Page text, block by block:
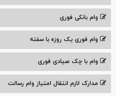
وام بانکی فوری
وام فوری یک روزه با سفته
وام با‌ چک صیادی‌ فوری
مدارک لازم انتقال امتیاز وام رسالت